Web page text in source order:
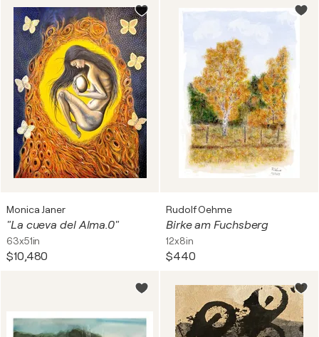
Monica Janer
"La cueva del Alma.0"
63x51in
$10,480
Rudolf Oehme
Birke am Fuchsberg
12x8in
$440